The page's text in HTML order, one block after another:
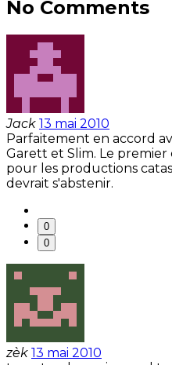
No Comments
Jack 13 mai 2010
Parfaitement en accord
Garett et Slim. Le
pour les productions
devrait s'abstenir.
0
0
zèk 13 mai 2010